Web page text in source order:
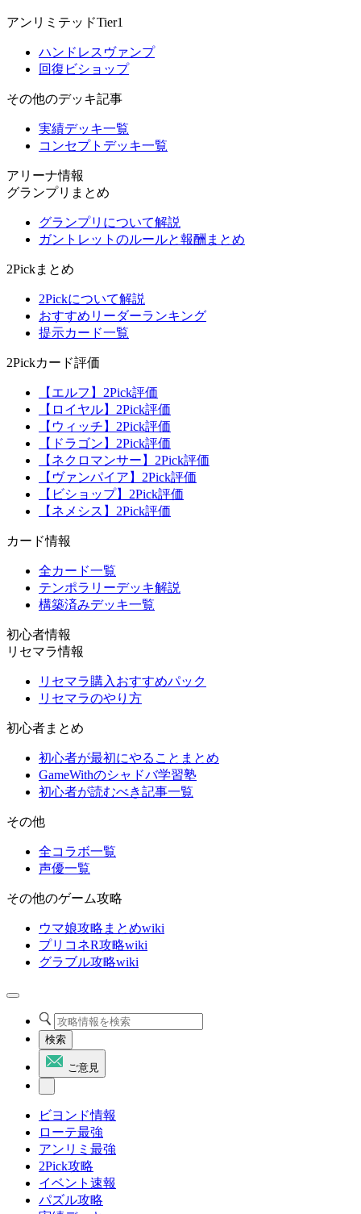
アンリミテッドTier1
ハンドレスヴァンプ
回復ビショップ
その他のデッキ記事
実績デッキ一覧
コンセプトデッキ一覧
アリーナ情報
グランプリまとめ
グランプリについて解説
ガントレットのルールと報酬まとめ
2Pickまとめ
2Pickについて解説
おすすめリーダーランキング
提示カード一覧
2Pickカード評価
【エルフ】2Pick評価
【ロイヤル】2Pick評価
【ウィッチ】2Pick評価
【ドラゴン】2Pick評価
【ネクロマンサー】2Pick評価
【ヴァンパイア】2Pick評価
【ビショップ】2Pick評価
【ネメシス】2Pick評価
カード情報
全カード一覧
テンポラリーデッキ解説
構築済みデッキ一覧
初心者情報
リセマラ情報
リセマラ購入おすすめパック
リセマラのやり方
初心者まとめ
初心者が最初にやることまとめ
GameWithのシャドバ学習塾
初心者が読むべき記事一覧
その他
全コラボ一覧
声優一覧
その他のゲーム攻略
ウマ娘攻略まとめwiki
プリコネR攻略wiki
グラブル攻略wiki
検索
ご意見
ビヨンド情報
ローテ最強
アンリミ最強
2Pick攻略
イベント速報
パズル攻略